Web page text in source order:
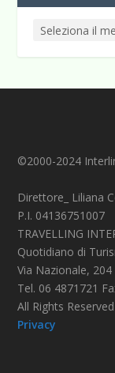
©2000-2024
Direttore_ Liliana
P.I. 04136751007
TRAVELLING
Quotidiano di
Via Nazionale,
Tel. 06 4871721
All Rights Reserved
Privacy